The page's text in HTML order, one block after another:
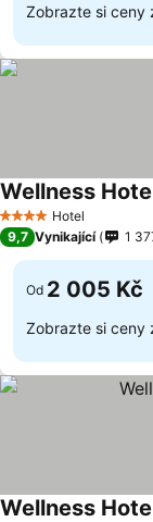
Zobrazte si ceny
4 Počet hvězdiček
Hotel
Wellness
9,7 Vynikající 1
Od 2 005 Kč
Zobrazte si ceny
Wellness